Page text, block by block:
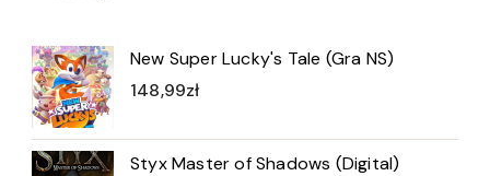
New Super Lucky's Tale (Gra NS)
148,99zł
Styx Master of Shadows (Digital)